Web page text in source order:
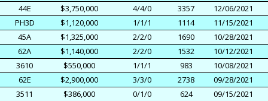
44E
$3,750,000 4/4/0 3357
12/06/2021
PH3D
$1,120,000 1/1/1 1114
11/15/2021
45A
$1,325,000 2/2/0 1690
10/28/2021
62A
$1,140,000 2/2/0 1532
10/12/2021
3610
$550,000 1/1/1 983
10/08/2021
62E
$2,900,000 3/3/0 2738
09/28/2021
3511
$386,000 0/1/0 624
09/15/2021